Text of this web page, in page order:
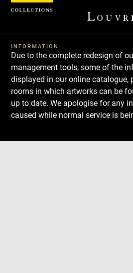
INFORMATION
Due to the complete redesign of
management tools, some of the
displayed in our online catalogue,
rooms in which artworks can be
up to date. We apologise for any
caused while normal service is
Download
Next
Previous
Cookies management panel